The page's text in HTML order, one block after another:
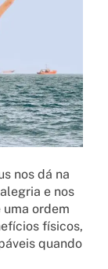
nos dá na
e nos
uma ordem
físicos,
quando